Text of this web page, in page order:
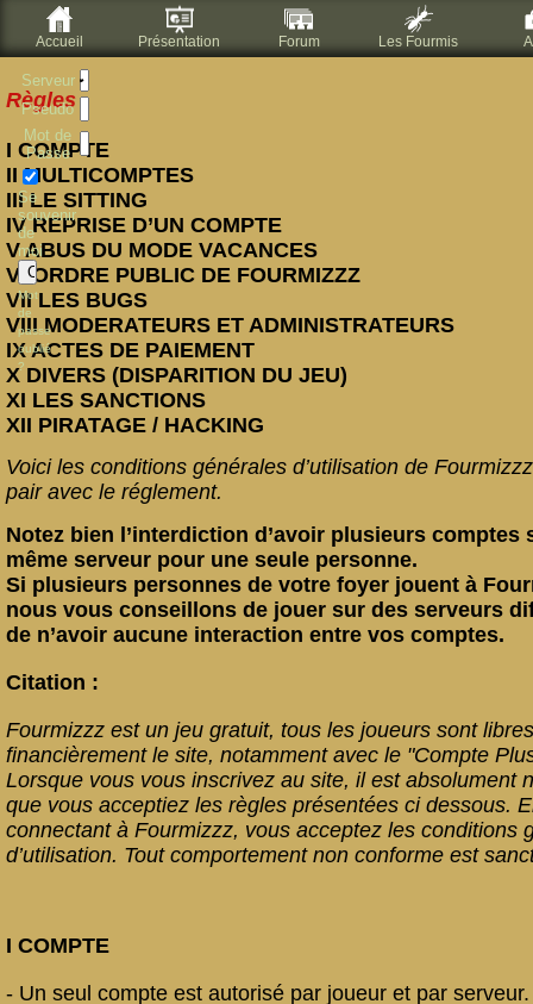
Serveur
Pseudo
Mot de
Passe
Se
souvenir
de
moi
Mot
de
passe
oublié
?
Accueil Présentation Forum Les Fourmis
Règles
I COMPTE
II MULTICOMPTES
III LE SITTING
IV REPRISE D’UN COMPTE
V ABUS DU MODE VACANCES
VI ORDRE PUBLIC DE FOURMIZZZ
VII LES BUGS
VIII MODERATEURS ET ADMINISTRATEURS
IX ACTES DE PAIEMENT
X DIVERS (DISPARITION DU JEU)
XI LES SANCTIONS
XII PIRATAGE / HACKING
Voici les conditions générales d’utilisation de
pair avec le réglement.
Notez bien l’interdiction d’avoir plusieurs comptes
même serveur pour une seule personne.
Si plusieurs personnes de votre foyer jouent à
nous vous conseillons de jouer sur des serveurs
de n’avoir aucune interaction entre vos comptes.
Citation :
Fourmizzz est un jeu gratuit, tous les joueurs sont
financièrement le site, notamment avec le "Compte
Lorsque vous vous inscrivez au site, il est absolument
que vous acceptiez les règles présentées ci dessous.
connectant à Fourmizzz, vous acceptez les conditions
d’utilisation. Tout comportement non conforme est
I COMPTE
- Un seul compte est autorisé par joueur et par